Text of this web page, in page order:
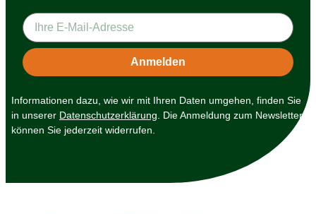
Informationen dazu, wie wir mit Ihren Daten umgehen, finden Sie
in unserer Datenschutzerklärung . Die Anmeldung zum Newsletter
können Sie jederzeit widerrufen.